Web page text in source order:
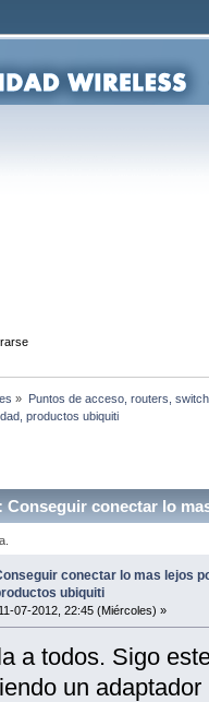
» Puntos de acceso, routers,
productos ubiquiti
Conseguir conectar lo
conectar lo mas lejos
ubiquiti
11-07-2012, 22:45 (Miércoles) »
a todos. Sigo
un